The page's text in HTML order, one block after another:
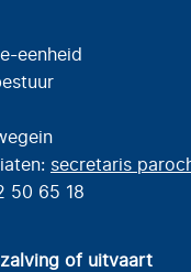
eenheid
secretaris
50 65 18
of uitvaart